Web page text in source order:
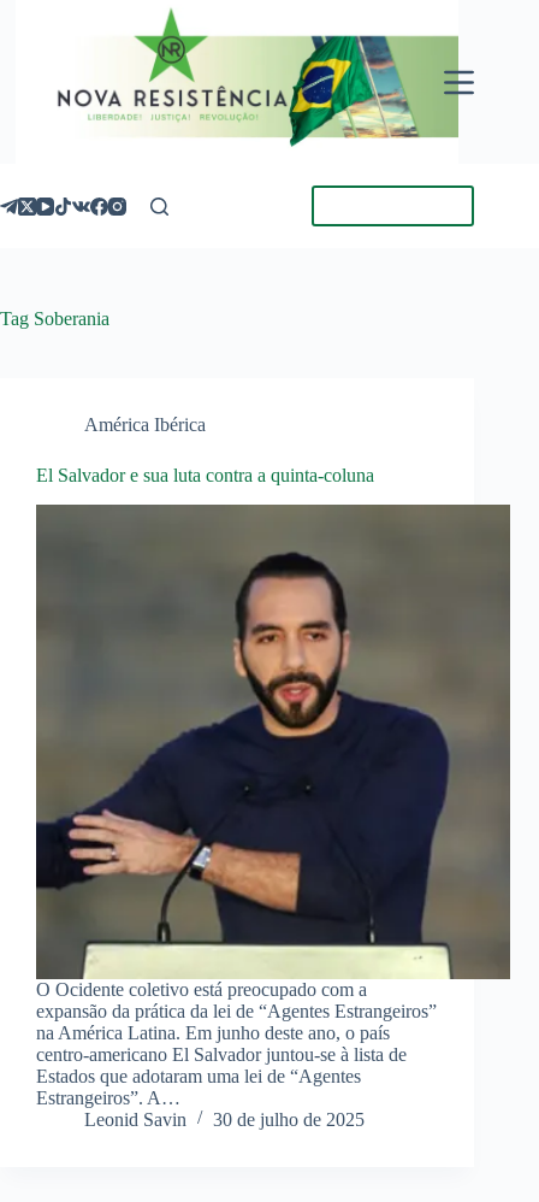
Tag Soberania
América Ibérica
El Salvador e sua luta contra a quinta-coluna
O Ocidente coletivo está preocupado com a
expansão da prática da lei de “Agentes Estrangeiros”
na América Latina. Em junho deste ano, o país
centro-americano El Salvador juntou-se à lista de
Estados que adotaram uma lei de “Agentes
Estrangeiros”. A…
Leonid Savin
30 de julho de 2025